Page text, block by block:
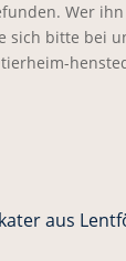
Wer
sich bitte bei
aus